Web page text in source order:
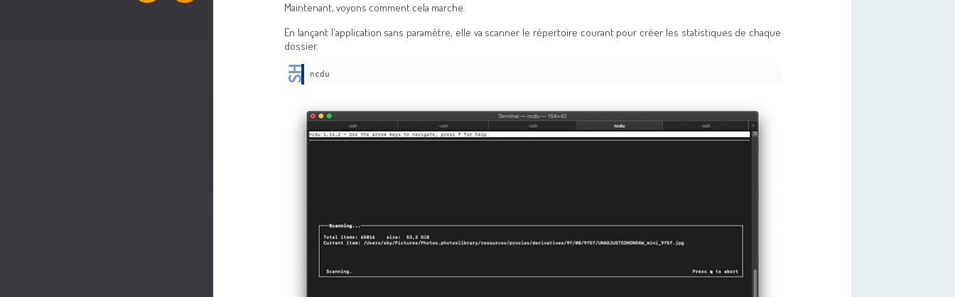
Maintenant, voyons comment cela marche.
En lançant l'application sans paramètre, elle va scanner le répertoire courant pour créer les statistiques de chaque
dossier.
ncdu